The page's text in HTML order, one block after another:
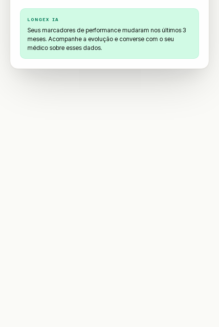
LONGEX IA
Seus marcadores de performance mudaram nos últimos 3
meses. Acompanhe a evolução e converse com o seu
médico sobre esses dados.